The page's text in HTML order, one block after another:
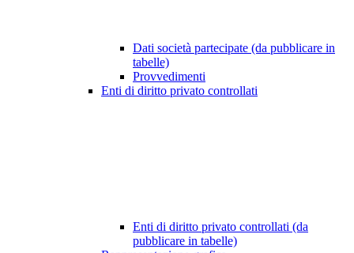
Dati società partecipate (da pubblicare in
tabelle)
Provvedimenti
Enti di diritto privato controllati
Enti di diritto privato controllati (da
pubblicare in tabelle)